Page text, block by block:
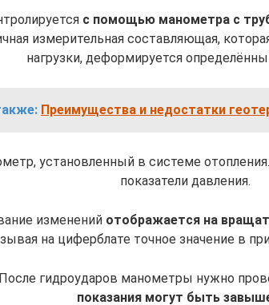
с помощью манометра с
измерительная составляющая,
нагрузки, деформируется
Преимущества и недостатки
установленный в системе
показатели давления.
изменений отображается на
на циферблате точное значение в
После гидроударов манометры нужно
показания могут быть